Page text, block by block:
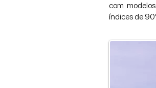
com
índices de